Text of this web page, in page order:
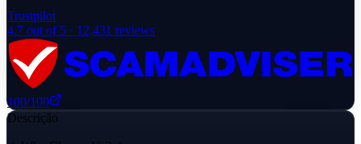
Trustpilot
4.7 out of 5 · 12,431 reviews
100/100
Descrição